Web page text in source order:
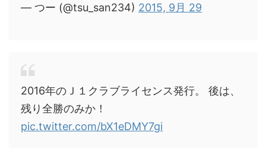
— つー (@tsu_san234) 2015, 9月 29
2016年のＪ１クラブライセンス発行。 後は、
残り全勝のみか！
pic.twitter.com/bX1eDMY7gi